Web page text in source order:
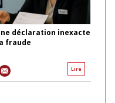
déclaration inexacte
fraude
Lire